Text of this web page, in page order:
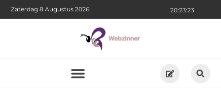
20:23:24
Zaterdag 8 Augustus 2026